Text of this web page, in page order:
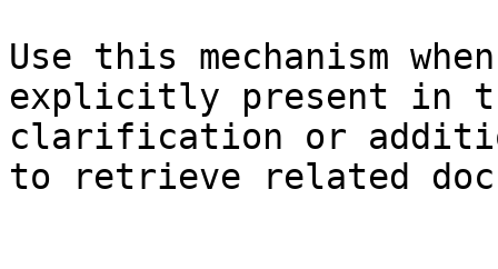
Use this mechanism
explicitly present in
clarification or